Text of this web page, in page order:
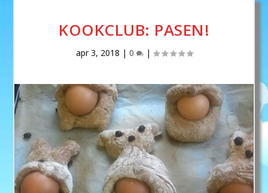
KOOKCLUB: PASEN!
apr 3, 2018 | 0 |